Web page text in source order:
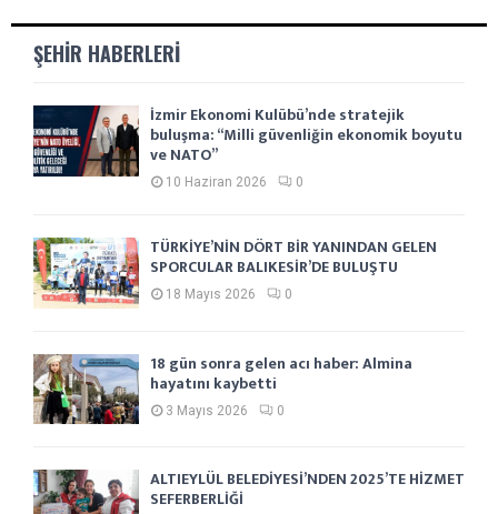
ŞEHIR HABERLERI
İzmir Ekonomi Kulübü’nde stratejik
buluşma: “Milli güvenliğin ekonomik boyutu
ve NATO”
10 Haziran 2026 0
TÜRKİYE’NİN DÖRT BİR YANINDAN GELEN
SPORCULAR BALIKESİR’DE BULUŞTU
18 Mayıs 2026 0
18 gün sonra gelen acı haber: Almina
hayatını kaybetti
3 Mayıs 2026 0
ALTIEYLÜL BELEDİYESİ’NDEN 2025’TE HİZMET
SEFERBERLİĞİ